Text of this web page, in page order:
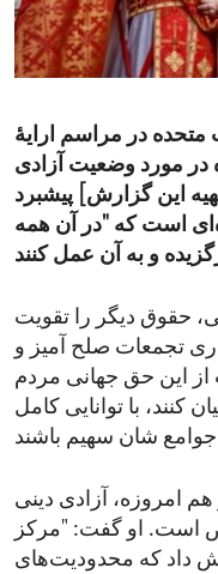
ENVIRONMENT AND
IDEALS AND
متحده در مراسم ارایهٔ
در مورد وضعیت آزادی
این گزارش] پیشبرد
است که "در آن همه
حقوق دیگر را تقویت
تجمعات صلح آمیز و
این حق جهانی مردم
کنند، با توانایی کامل
امروزه، آزادی دینی
است. او گفت: "مرکز
داد که محدودیت‌های